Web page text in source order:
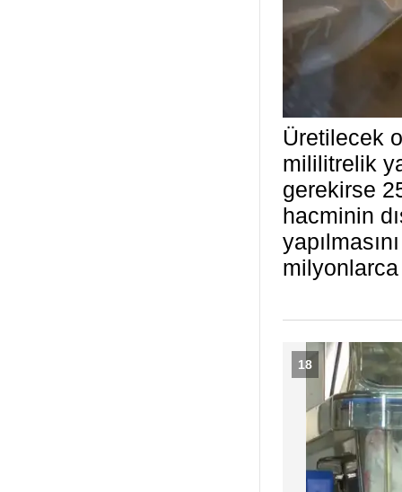
Üretilecek
mililitrelik
gerekirse
hacminin
18